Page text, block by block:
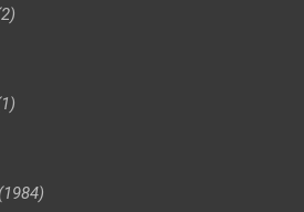
(1984)